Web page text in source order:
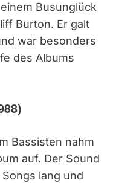
Busunglück
Burton. Er galt
war besonders
des Albums
Bassisten nahm
auf. Der Sound
lang und